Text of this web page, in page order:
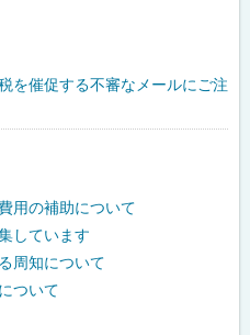
税を催促する不審なメールにご注
用の補助について
しています
周知について
ついて